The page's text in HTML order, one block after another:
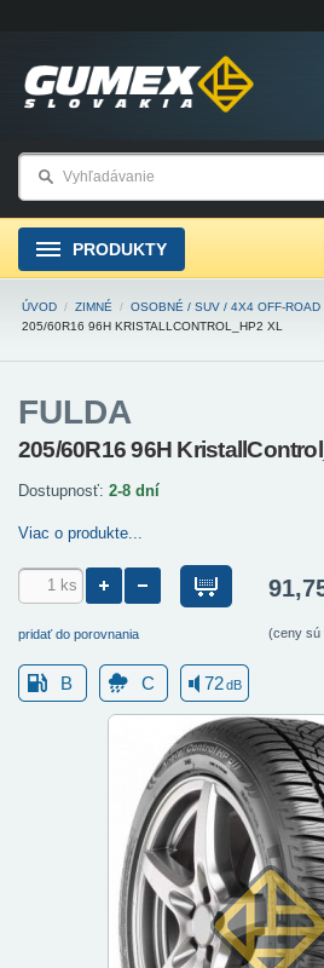
PRODUKTY
ÚVOD / ZIMNÉ / OSOBNÉ / SUV / 4X4 OFF-ROAD
205/60R16 96H KRISTALLCONTROL_HP2 XL
FULDA
205/60R16 96H
Dostupnosť: 2-8 dní
Viac o produkte...
pridať do porovnania (ceny sú
B C 72dB